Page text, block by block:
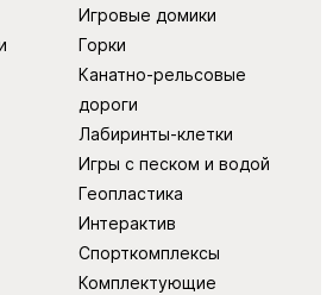
Игровые домики
Горки
Канатно-рельсовые
дороги
Лабиринты-клетки
Игры с песком и водой
Геопластика
Интерактив
Спорткомплексы
Комплектующие